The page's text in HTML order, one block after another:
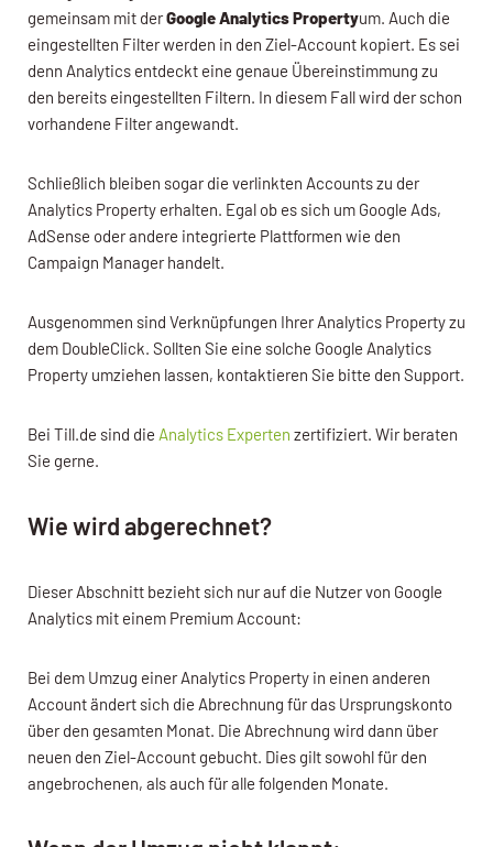
gemeinsam mit derGoogle Analytics Propertyum. Auch die
eingestellten Filter werden in den Ziel-Account kopiert. Es sei
denn Analytics entdeckt eine genaue Übereinstimmung zu
den bereits eingestellten Filtern. In diesem Fall wird der schon
vorhandene Filter angewandt.
Schließlich bleiben sogar die verlinkten Accounts zu der
Analytics Property erhalten. Egal ob es sich um Google Ads,
AdSense oder andere integrierte Plattformen wie den
Campaign Manager handelt.
Ausgenommen sind Verknüpfungen Ihrer Analytics Property zu
dem DoubleClick. Sollten Sie eine solche Google Analytics
Property umziehen lassen, kontaktieren Sie bitte den Support.
Bei Till.de sind die Analytics Experten zertifiziert. Wir beraten
Sie gerne.
Wie wird abgerechnet?
Dieser Abschnitt bezieht sich nur auf die Nutzer von Google
Analytics mit einem Premium Account:
Bei dem Umzug einer Analytics Property in einen anderen
Account ändert sich die Abrechnung für das Ursprungskonto
über den gesamten Monat. Die Abrechnung wird dann über
neuen den Ziel-Account gebucht. Dies gilt sowohl für den
angebrochenen, als auch für alle folgenden Monate.